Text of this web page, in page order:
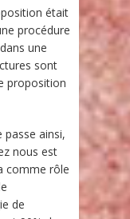
était
procédure
une
sont
proposition
ainsi,
nous est
comme rôle
de